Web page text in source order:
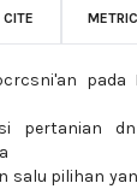
pada
pertanian
salu pilihan